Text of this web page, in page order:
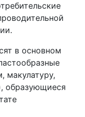
в основном
макулатуру,
образующиеся